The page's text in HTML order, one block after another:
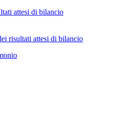
attesi di bilancio
risultati attesi di bilancio